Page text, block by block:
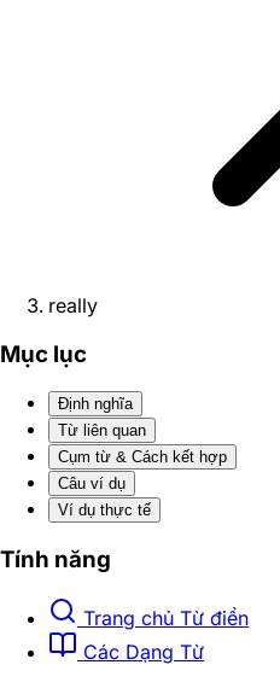
really
Mục lục
Định nghĩa
Từ liên quan
Cụm từ & Cách kết hợp
Câu ví dụ
Ví dụ thực tế
Tính năng
Trang chủ Từ điển
Các Dạng Từ